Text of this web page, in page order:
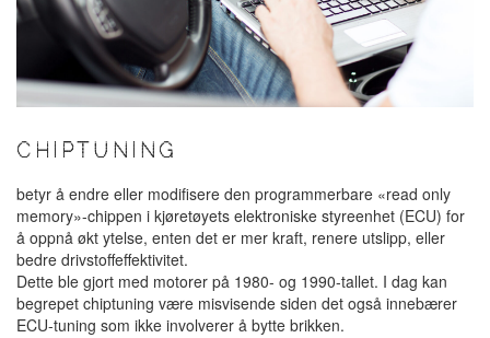
CHIPTUNING
betyr å endre eller modifisere den programmerbare «read only
memory»-chippen i kjøretøyets elektroniske styreenhet (ECU) for
å oppnå økt ytelse, enten det er mer kraft, renere utslipp, eller
bedre drivstoffeffektivitet.
Dette ble gjort med motorer på 1980- og 1990-tallet. I dag kan
begrepet chiptuning være misvisende siden det også innebærer
ECU-tuning som ikke involverer å bytte brikken.